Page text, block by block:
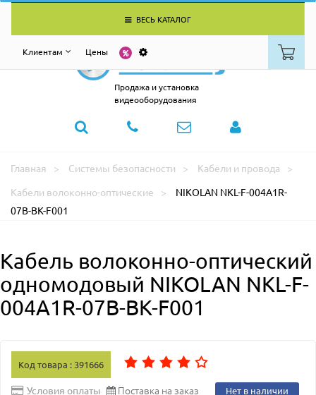
ВЕСЬ КАТАЛОГ
Клиентам Цены
Продажа и установка
видеооборудования
Главная Системы безопасности
Кабели и провода
Кабели волоконно-оптические
NIKOLAN NKL-F-004A1R-
07B-BK-F001
Кабель волоконно-оптический
одномодовый NIKOLAN NKL-F-
004A1R-07B-BK-F001
Код товара : 391666
Условия оплаты Поставка на заказ Нет в наличии